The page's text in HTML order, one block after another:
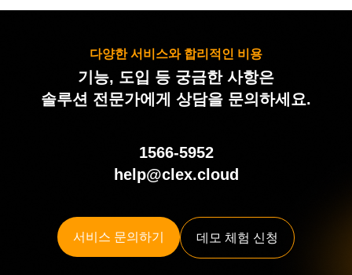
다양한 서비스와 합리적인 비용
기능, 도입 등 궁금한 사항은
솔루션 전문가에게 상담을 문의하세요.
1566-5952
help@clex.cloud
서비스 문의하기 데모 체험 신청